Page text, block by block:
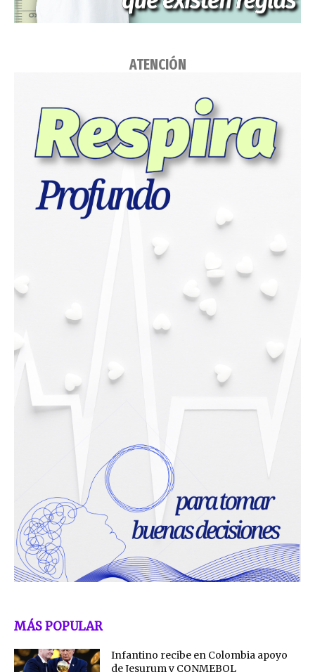
ATENCIÓN
MÁS POPULAR
Infantino recibe en Colombia apoyo
de Jesurum y CONMEBOL